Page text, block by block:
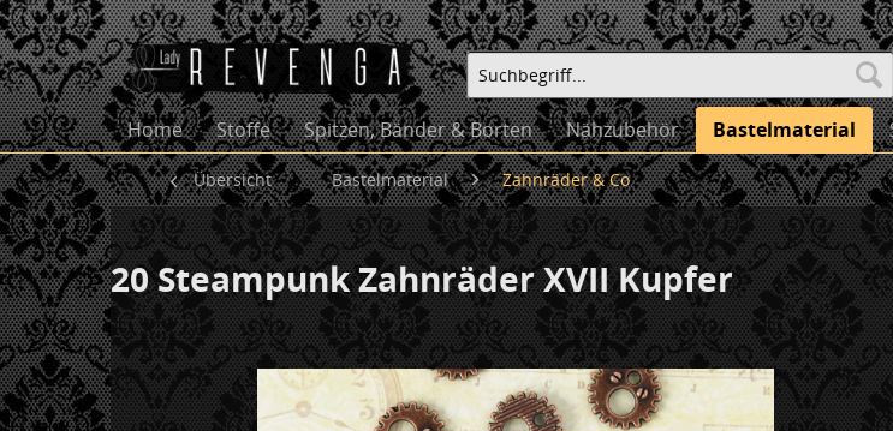
Home Stoffe Spitzen, Bänder & Borten Nähzubehör Bastelmaterial
Übersicht Bastelmaterial Zahnräder & Co
20 Steampunk Zahnräder XVII Kupfer